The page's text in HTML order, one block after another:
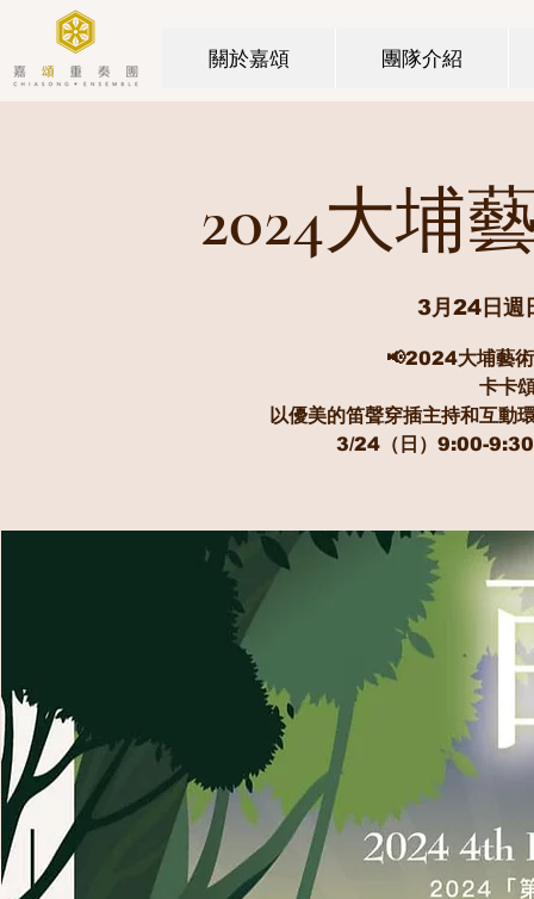
關於嘉頌 團隊介紹
2024大埔
3月24日週
📢2024大埔藝
卡卡
以優美的笛聲穿插主持和互動
3/24（日）9:00-9:30